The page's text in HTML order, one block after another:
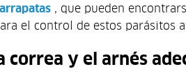
, que pueden
el control de estos parásitos
correa y el arnés